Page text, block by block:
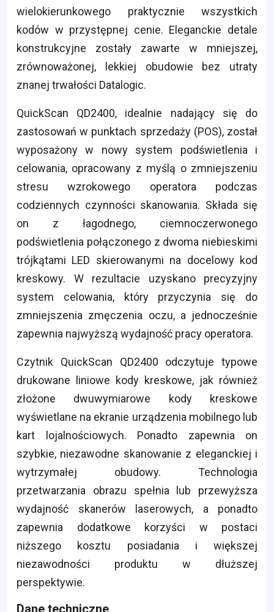
wielokierunkowego praktycznie wszystkich
kodów w przystępnej cenie. Eleganckie detale
konstrukcyjne zostały zawarte w mniejszej,
zrównoważonej, lekkiej obudowie bez utraty
znanej trwałości Datalogic.
QuickScan QD2400, idealnie nadający się do
zastosowań w punktach sprzedaży (POS), został
wyposażony w nowy system podświetlenia i
celowania, opracowany z myślą o zmniejszeniu
stresu wzrokowego operatora podczas
codziennych czynności skanowania. Składa się
on z łagodnego, ciemnoczerwonego
podświetlenia połączonego z dwoma niebieskimi
trójkątami LED skierowanymi na docelowy kod
kreskowy. W rezultacie uzyskano precyzyjny
system celowania, który przyczynia się do
zmniejszenia zmęczenia oczu, a jednocześnie
zapewnia najwyższą wydajność pracy operatora.
Czytnik QuickScan QD2400 odczytuje typowe
drukowane liniowe kody kreskowe, jak również
złożone dwuwymiarowe kody kreskowe
wyświetlane na ekranie urządzenia mobilnego lub
kart lojalnościowych. Ponadto zapewnia on
szybkie, niezawodne skanowanie z eleganckiej i
wytrzymałej obudowy. Technologia
przetwarzania obrazu spełnia lub przewyższa
wydajność skanerów laserowych, a ponadto
zapewnia dodatkowe korzyści w postaci
niższego kosztu posiadania i większej
niezawodności produktu w dłuższej
perspektywie.
Dane techniczne